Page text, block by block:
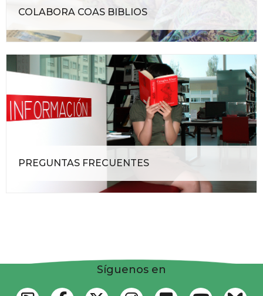
COLABORA COAS BIBLIOS
PREGUNTAS FRECUENTES
Síguenos en